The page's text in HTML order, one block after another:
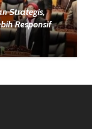
Strategis,
Responsif